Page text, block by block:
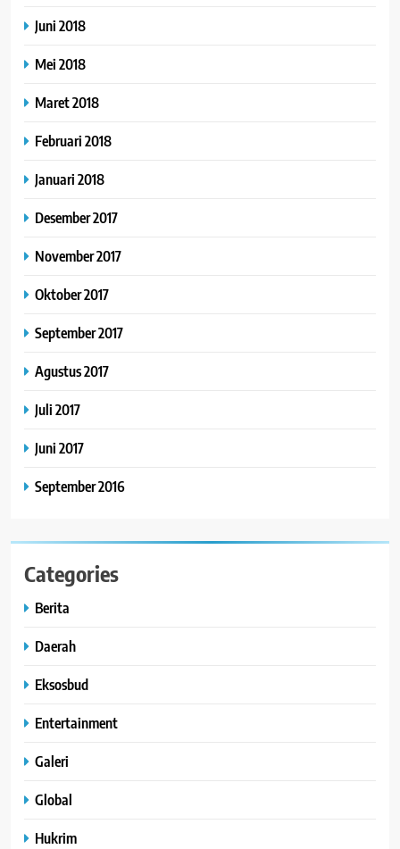
Juni 2018
Mei 2018
Maret 2018
Februari 2018
Januari 2018
Desember 2017
November 2017
Oktober 2017
September 2017
Agustus 2017
Juli 2017
Juni 2017
September 2016
Categories
Berita
Daerah
Eksosbud
Entertainment
Galeri
Global
Hukrim